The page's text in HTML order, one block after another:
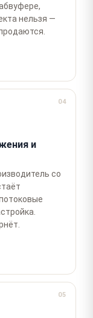
нельзя —
04
и
со
05